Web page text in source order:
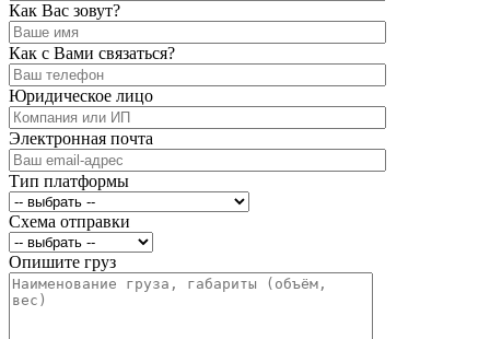
Как Вас зовут?
Как с Вами связаться?
Юридическое лицо
Электронная почта
Тип платформы
Схема отправки
Опишите груз